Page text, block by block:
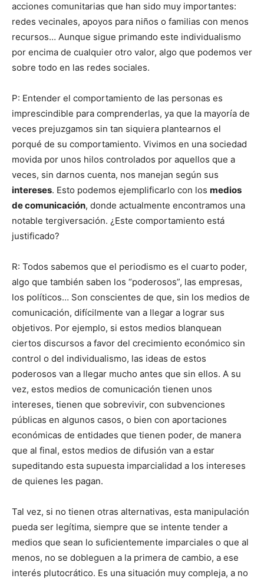
acciones comunitarias que han sido muy importantes:
redes vecinales, apoyos para niños o familias con menos
recursos… Aunque sigue primando este individualismo
por encima de cualquier otro valor, algo que podemos ver
sobre todo en las redes sociales.
P: Entender el comportamiento de las personas es
imprescindible para comprenderlas, ya que la mayoría de
veces prejuzgamos sin tan siquiera plantearnos el
porqué de su comportamiento. Vivimos en una sociedad
movida por unos hilos controlados por aquellos que a
veces, sin darnos cuenta, nos manejan según sus
intereses. Esto podemos ejemplificarlo con los medios
de comunicación, donde actualmente encontramos una
notable tergiversación. ¿Este comportamiento está
justificado?
R: Todos sabemos que el periodismo es el cuarto poder,
algo que también saben los “poderosos”, las empresas,
los políticos… Son conscientes de que, sin los medios de
comunicación, difícilmente van a llegar a lograr sus
objetivos. Por ejemplo, si estos medios blanquean
ciertos discursos a favor del crecimiento económico sin
control o del individualismo, las ideas de estos
poderosos van a llegar mucho antes que sin ellos. A su
vez, estos medios de comunicación tienen unos
intereses, tienen que sobrevivir, con subvenciones
públicas en algunos casos, o bien con aportaciones
económicas de entidades que tienen poder, de manera
que al final, estos medios de difusión van a estar
supeditando esta supuesta imparcialidad a los intereses
de quienes les pagan.
Tal vez, si no tienen otras alternativas, esta manipulación
pueda ser legítima, siempre que se intente tender a
medios que sean lo suficientemente imparciales o que al
menos, no se dobleguen a la primera de cambio, a ese
interés plutocrático. Es una situación muy compleja, a no